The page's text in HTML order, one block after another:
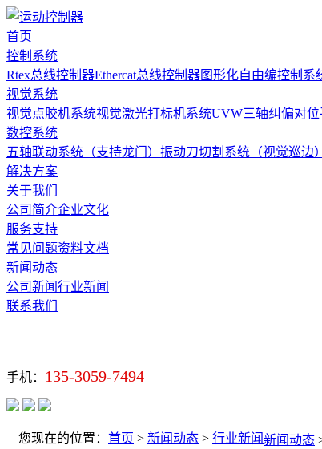
首页
控制系统
Rtex总线控制器Ethercat总线控制器图形化自由编控制系
视觉系统
视觉点胶机系统视觉激光打标机系统UVW三轴纠偏对
数控系统
五轴联动系统（支持龙门） 振动刀切割系统（视觉巡边）
解决方案
关于我们
公司简介企业文化
服务支持
常见问题资料文档
新闻动态
公司新闻行业新闻
联系我们
手机： 135-3059-7494
您现在的位置： 首页 > 新闻动态 > 行业新闻新闻动态